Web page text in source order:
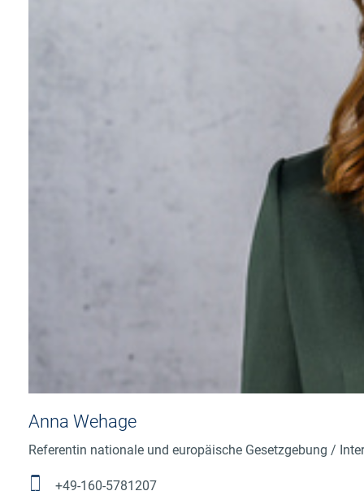
Anna Wehage
Referentin nationale und europäische Gesetzgebung /
+49-160-5781207